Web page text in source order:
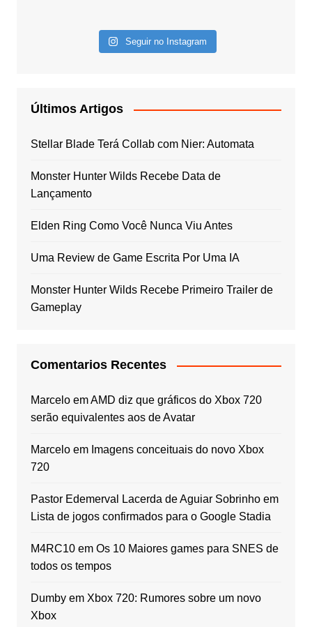
Seguir no Instagram
Últimos Artigos
Stellar Blade Terá Collab com Nier: Automata
Monster Hunter Wilds Recebe Data de
Lançamento
Elden Ring Como Você Nunca Viu Antes
Uma Review de Game Escrita Por Uma IA
Monster Hunter Wilds Recebe Primeiro Trailer de
Gameplay
Comentarios Recentes
MarceloemAMD diz que gráficos do Xbox 720
serão equivalentes aos de Avatar
Marceloem Imagens conceituais do novo Xbox
720
Pastor Edemerval Lacerda de Aguiar Sobrinhoem
Lista de jogos confirmados para o Google Stadia
M4RC10em Os 10 Maiores games para SNES de
todos os tempos
Dumbyem Xbox 720: Rumores sobre um novo
Xbox